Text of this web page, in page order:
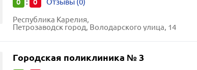
: Отзывы (0)
Республика Карелия,
Петрозаводск город, Володарского улица, 14
Городская поликлиника № 3